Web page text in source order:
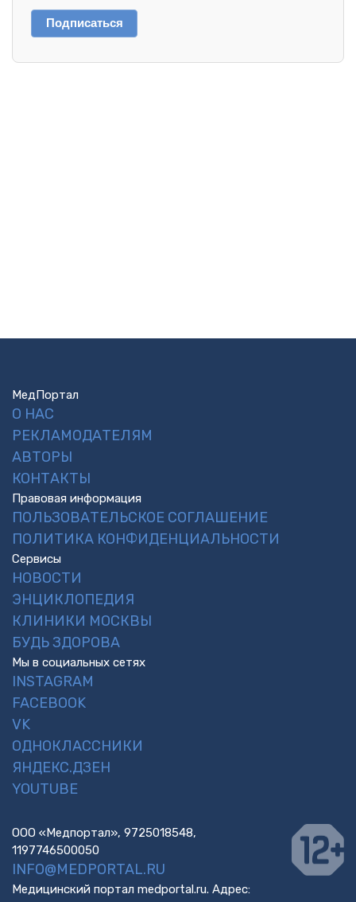
Подписаться
МедПортал
О НАС
РЕКЛАМОДАТЕЛЯМ
АВТОРЫ
КОНТАКТЫ
Правовая информация
ПОЛЬЗОВАТЕЛЬСКОЕ СОГЛАШЕНИЕ
ПОЛИТИКА КОНФИДЕНЦИАЛЬНОСТИ
Сервисы
НОВОСТИ
ЭНЦИКЛОПЕДИЯ
КЛИНИКИ МОСКВЫ
БУДЬ ЗДОРОВА
Мы в социальных сетях
INSTAGRAM
FACEBOOK
VK
ОДНОКЛАССНИКИ
ЯНДЕКС.ДЗЕН
YOUTUBE
ООО «Медпортал», 9725018548,
1197746500050
INFO@MEDPORTAL.RU
Медицинский портал medportal.ru. Адрес: